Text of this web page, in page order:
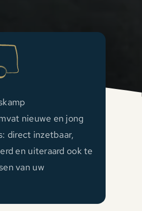
nieuwe en jong
direct inzetbaar,
en uiteraard ook te
van uw